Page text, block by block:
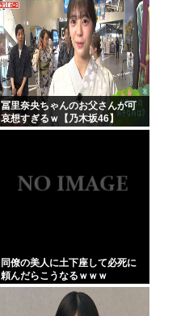
冨里奈央ちゃんのお父さんが可
哀想すぎるｗ【乃木坂46】
同僚の美人に土下座して必死に
頼んだらこうなるｗｗｗ